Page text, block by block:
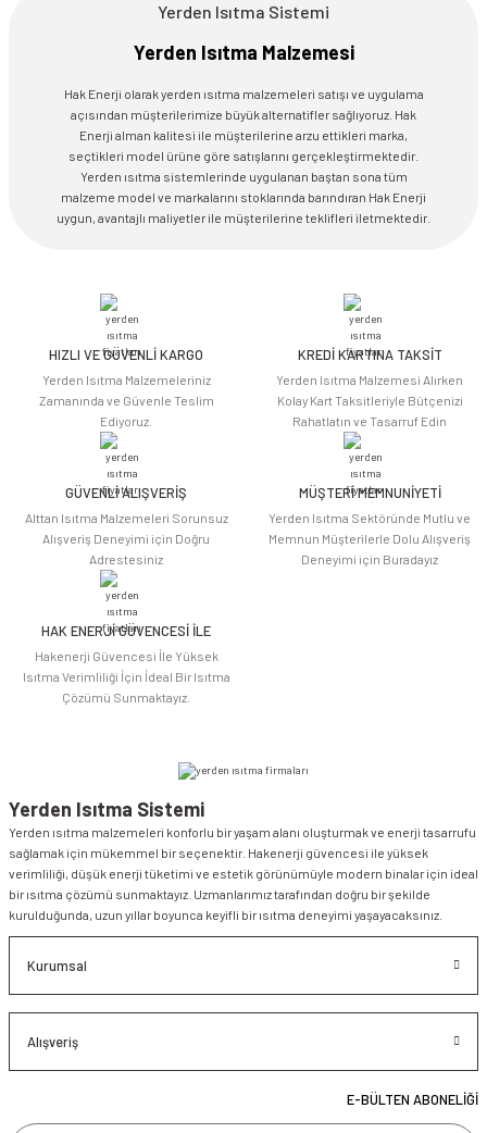
Yerden Isıtma Sistemi
Yerden Isıtma Malzemesi
Hak Enerji olarak yerden ısıtma malzemeleri satışı ve uygulama
açısından müşterilerimize büyük alternatifler sağlıyoruz. Hak
Enerji alman kalitesi ile müşterilerine arzu ettikleri marka,
seçtikleri model ürüne göre satışlarını gerçekleştirmektedir.
Yerden ısıtma sistemlerinde uygulanan baştan sona tüm
malzeme model ve markalarını stoklarında barındıran Hak Enerji
uygun, avantajlı maliyetler ile müşterilerine teklifleri iletmektedir.
HIZLI VE GÜVENLİ KARGO
Yerden Isıtma Malzemeleriniz
Zamanında ve Güvenle Teslim
Ediyoruz.
KREDİ KARTINA TAKSİT
Yerden Isıtma Malzemesi Alırken
Kolay Kart Taksitleriyle Bütçenizi
Rahatlatın ve Tasarruf Edin
GÜVENLİ ALIŞVERİŞ
Alttan Isıtma Malzemeleri Sorunsuz
Alışveriş Deneyimi için Doğru
Adrestesiniz
MÜŞTERİ MEMNUNİYETİ
Yerden Isıtma Sektöründe Mutlu ve
Memnun Müşterilerle Dolu Alışveriş
Deneyimi için Buradayız
HAK ENERJİ GÜVENCESİ İLE
Hakenerji Güvencesi İle Yüksek
Isıtma Verimliliği İçin İdeal Bir Isıtma
Çözümü Sunmaktayız.
Yerden Isıtma Sistemi
Yerden ısıtma malzemeleri konforlu bir yaşam alanı oluşturmak ve enerji tasarrufu
sağlamak için mükemmel bir seçenektir. Hakenerji güvencesi ile yüksek
verimliliği, düşük enerji tüketimi ve estetik görünümüyle modern binalar için ideal
bir ısıtma çözümü sunmaktayız. Uzmanlarımız tarafından doğru bir şekilde
kurulduğunda, uzun yıllar boyunca keyifli bir ısıtma deneyimi yaşayacaksınız.
Kurumsal
Alışveriş
E-BÜLTEN ABONELİĞİ